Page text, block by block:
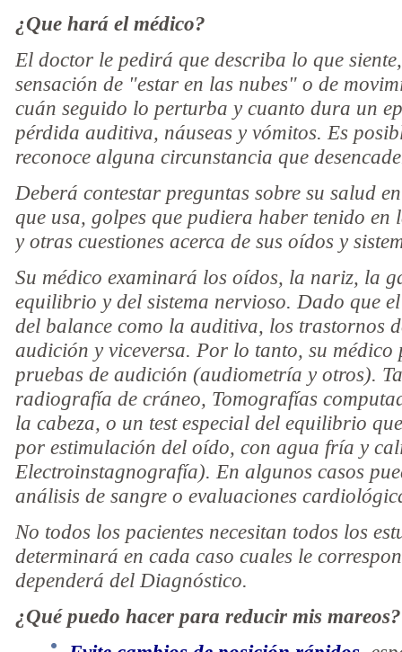
¿Que hará el médico?
El doctor le pedirá que describa lo que
sensación de "estar en las nubes" o de
cuán seguido lo perturba y cuanto dura un
pérdida auditiva, náuseas y vómitos. Es
reconoce alguna circunstancia que
Deberá contestar preguntas sobre su salud
que usa, golpes que pudiera haber tenido en
y otras cuestiones acerca de sus oídos y
Su médico examinará los oídos, la nariz, la
equilibrio y del sistema nervioso. Dado que
del balance como la auditiva, los trastornos
audición y viceversa. Por lo tanto, su médico
pruebas de audición (audiometría y otros).
radiografía de cráneo, Tomografías
la cabeza, o un test especial del equilibrio
por estimulación del oído, con agua fría y
Electroinstagnografía). En algunos casos
análisis de sangre o evaluaciones
No todos los pacientes necesitan todos los
determinará en cada caso cuales le
dependerá del Diagnóstico.
¿Qué puedo hacer para reducir mis mareos?